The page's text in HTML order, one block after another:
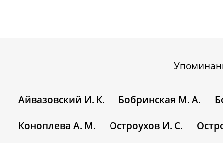
Айвазовский И. К. Бобринская М. А.
Коноплева А. М.
Остроухов И. С.